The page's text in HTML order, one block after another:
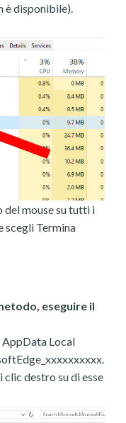
è disponibile).
del mouse su tutti i
scegli Termina
eseguire il
AppData Local
destro su di esse